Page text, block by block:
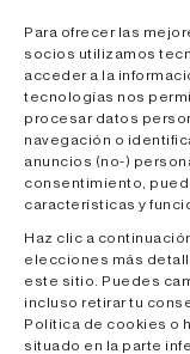
Para ofrecer las
socios utilizamos
acceder a la
tecnologías nos
procesar datos
navegación o
anuncios (no-)
consentimiento,
características y
Haz clic a
elecciones más
este sitio. Puedes
incluso retirar tu
Política de cookies o
situado en la parte
27 meses
Color
intenso
Fino,
arándanos,
especias
roja y
acidez y
la fruta. Es
en el
la barrica